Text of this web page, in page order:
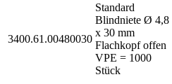
3400.61.00480030
Standard
Blindniete Ø 4,8
x 30 mm
Flachkopf offen
VPE = 1000
Stück